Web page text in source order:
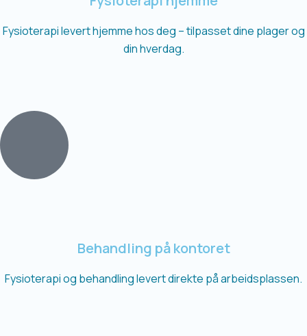
Fysioterapi levert hjemme hos deg – tilpasset dine plager og
din hverdag.
Behandling på kontoret
Fysioterapi og behandling levert direkte på arbeidsplassen.